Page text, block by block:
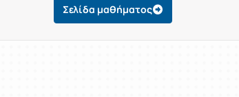
Σελίδα μαθήματος